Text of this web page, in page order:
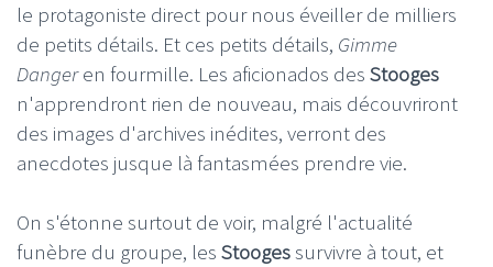
le protagoniste direct pour nous éveiller de milliers
de petits détails. Et ces petits détails, Gimme
Dangeren fourmille. Les aficionados des Stooges
n'apprendront rien de nouveau, mais découvriront
des images d'archives inédites, verront des
anecdotes jusque là fantasmées prendre vie.
On s'étonne surtout de voir, malgré l'actualité
funèbre du groupe, les Stoogessurvivre à tout, et